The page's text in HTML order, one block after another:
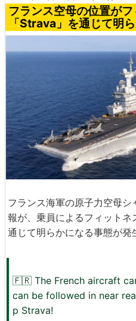
フランス空母の位置が
「Strava」を通じて明
フランス海軍の原子力空母
報が、乗員によるフィット
通じて明らかになる事態が発
🇫🇷 The French aircraft
can be followed in near
p Strava!